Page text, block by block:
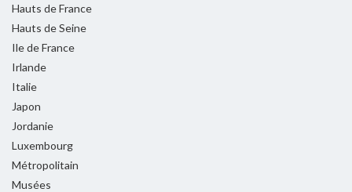
Hauts de France
Hauts de Seine
Ile de France
Irlande
Italie
Japon
Jordanie
Luxembourg
Métropolitain
Musées